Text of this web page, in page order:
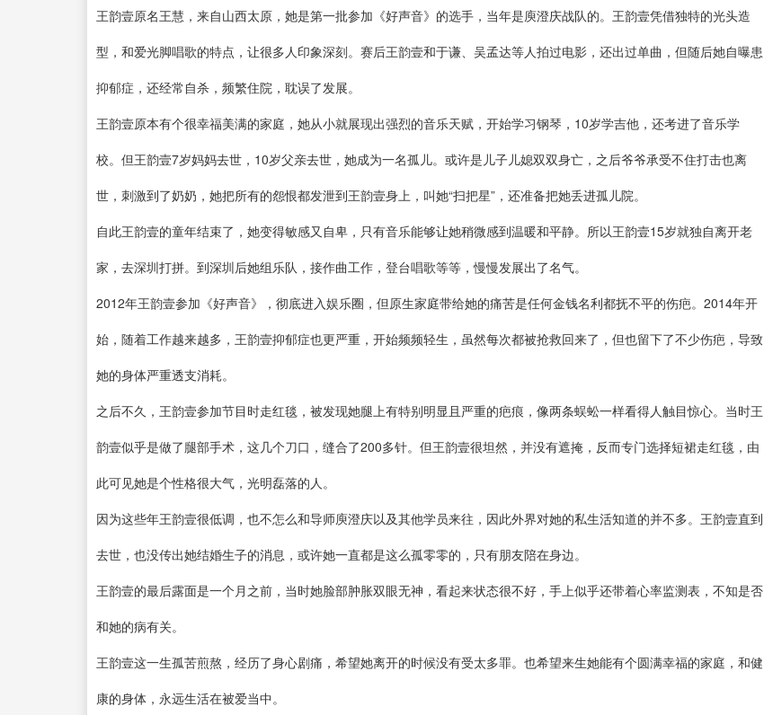
王韵壹原名王慧，来自山西太原，她是第一批参加《好声音》的选手，当年是庾澄庆战队的。王韵壹凭借独特的光头造
型，和爱光脚唱歌的特点，让很多人印象深刻。赛后王韵壹和于谦、吴孟达等人拍过电影，还出过单曲，但随后她自曝患
抑郁症，还经常自杀，频繁住院，耽误了发展。
王韵壹原本有个很幸福美满的家庭，她从小就展现出强烈的音乐天赋，开始学习钢琴，10岁学吉他，还考进了音乐学
校。但王韵壹7岁妈妈去世，10岁父亲去世，她成为一名孤儿。或许是儿子儿媳双双身亡，之后爷爷承受不住打击也离
世，刺激到了奶奶，她把所有的怨恨都发泄到王韵壹身上，叫她“扫把星”，还准备把她丢进孤儿院。
自此王韵壹的童年结束了，她变得敏感又自卑，只有音乐能够让她稍微感到温暖和平静。所以王韵壹15岁就独自离开老
家，去深圳打拼。到深圳后她组乐队，接作曲工作，登台唱歌等等，慢慢发展出了名气。
2012年王韵壹参加《好声音》，彻底进入娱乐圈，但原生家庭带给她的痛苦是任何金钱名利都抚不平的伤疤。2014年开
始，随着工作越来越多，王韵壹抑郁症也更严重，开始频频轻生，虽然每次都被抢救回来了，但也留下了不少伤疤，导致
她的身体严重透支消耗。
之后不久，王韵壹参加节目时走红毯，被发现她腿上有特别明显且严重的疤痕，像两条蜈蚣一样看得人触目惊心。当时王
韵壹似乎是做了腿部手术，这几个刀口，缝合了200多针。但王韵壹很坦然，并没有遮掩，反而专门选择短裙走红毯，由
此可见她是个性格很大气，光明磊落的人。
因为这些年王韵壹很低调，也不怎么和导师庾澄庆以及其他学员来往，因此外界对她的私生活知道的并不多。王韵壹直到
去世，也没传出她结婚生子的消息，或许她一直都是这么孤零零的，只有朋友陪在身边。
王韵壹的最后露面是一个月之前，当时她脸部肿胀双眼无神，看起来状态很不好，手上似乎还带着心率监测表，不知是否
和她的病有关。
王韵壹这一生孤苦煎熬，经历了身心剧痛，希望她离开的时候没有受太多罪。也希望来生她能有个圆满幸福的家庭，和健
康的身体，永远生活在被爱当中。